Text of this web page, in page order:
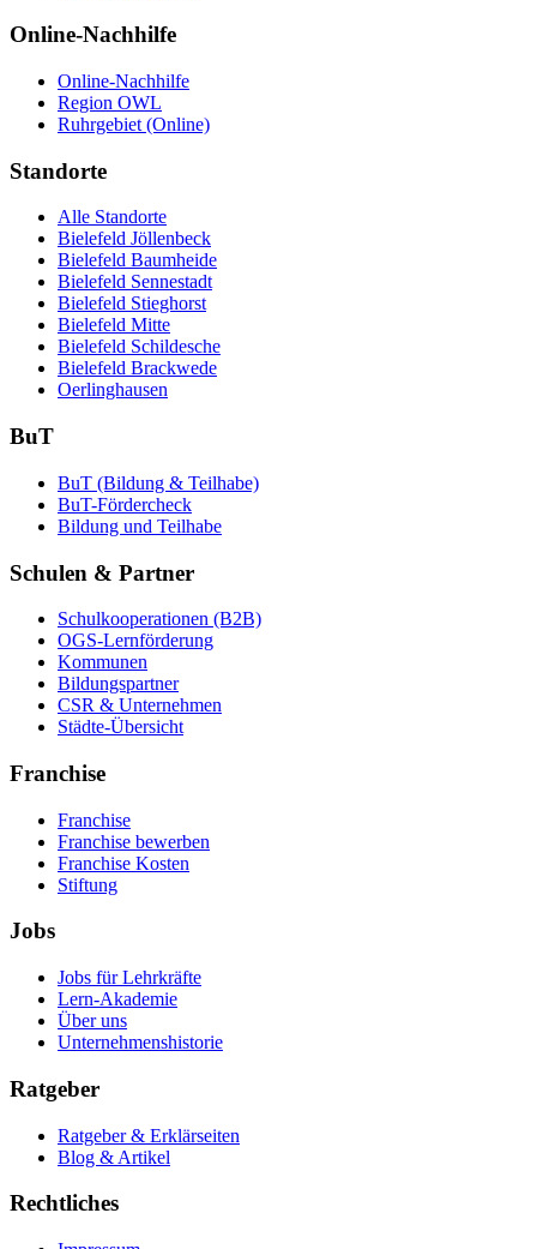
Online-Nachhilfe
Online-Nachhilfe
Region OWL
Ruhrgebiet (Online)
Standorte
Alle Standorte
Bielefeld Jöllenbeck
Bielefeld Baumheide
Bielefeld Sennestadt
Bielefeld Stieghorst
Bielefeld Mitte
Bielefeld Schildesche
Bielefeld Brackwede
Oerlinghausen
BuT
BuT (Bildung & Teilhabe)
BuT-Fördercheck
Bildung und Teilhabe
Schulen & Partner
Schulkooperationen (B2B)
OGS-Lernförderung
Kommunen
Bildungspartner
CSR & Unternehmen
Städte-Übersicht
Franchise
Franchise
Franchise bewerben
Franchise Kosten
Stiftung
Jobs
Jobs für Lehrkräfte
Lern-Akademie
Über uns
Unternehmenshistorie
Ratgeber
Ratgeber & Erklärseiten
Blog & Artikel
Rechtliches